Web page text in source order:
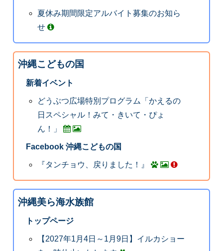
夏休み期間限定アルバイト募集のお知ら
せ
沖縄こどもの国
新着イベント
どうぶつ広場特別プログラム「かえるの
日スペシャル！みて・きいて・ぴょ
ん！」
Facebook 沖縄こどもの国
『タンチョウ、戻りました！』
沖縄美ら海水族館
トップページ
【2027年1月4日～1月9日】イルカショー